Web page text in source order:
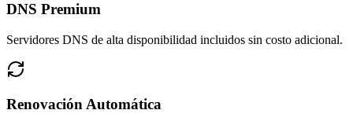
DNS Premium
Servidores DNS de alta disponibilidad incluidos sin costo adicional.
Renovación Automática